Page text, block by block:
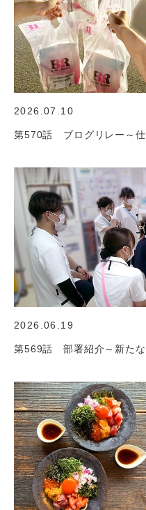
2026.07.10
第570話 ブログリレー～仕
2026.06.19
第569話 部署紹介～新たな